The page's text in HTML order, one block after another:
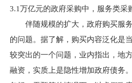
3.1万亿元的政府采购中，服务类采
伴随规模的扩大，政府购买服务
的问题。据了解，购买内容泛化是
较突出的一个问题，业内指出，地
融资，实质上是隐性增加政府债务